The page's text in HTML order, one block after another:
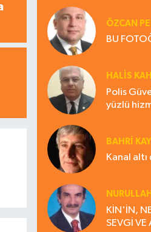
ÖZCAN
BU
HALIS
Polis
yüzlü
BAHRI
Kanal altı
KİN'İN,
SEVGİ VE